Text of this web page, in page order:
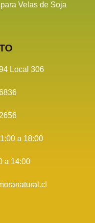
Velas de Soja
Local 306
a 18:00
a 14:00